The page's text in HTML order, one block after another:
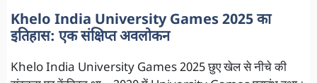
Khelo India University Games 2025 का
इतिहास: एक संक्षिप्त अवलोकन
Khelo India University Games 2025 छुए खेल से नीचे की